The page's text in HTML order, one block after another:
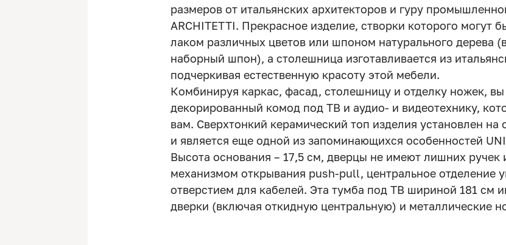
размеров от итальянских архитекторов и гуру
ARCHITETTI. Прекрасное изделие, створки которого могут
лаком различных цветов или шпоном натурального дерева
наборный шпон), а столешница изготавливается из
подчеркивая естественную красоту этой мебели.
Комбинируя каркас, фасад, столешницу и отделку ножек,
декорированный комод под ТВ и аудио- и видеотехнику,
вам. Сверхтонкий керамический топ изделия установлен
и является еще одной из запоминающихся особенностей
Высота основания – 17,5 см, дверцы не имеют лишних
механизмом открывания push-pull, центральное отделение
отверстием для кабелей. Эта тумба под ТВ шириной 181 см
дверки (включая откидную центральную) и металлические